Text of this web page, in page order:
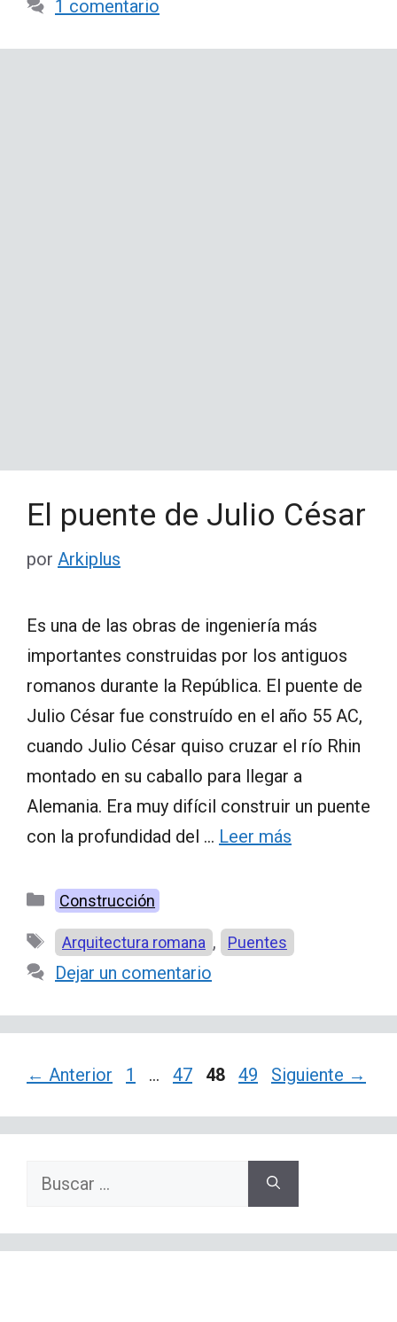
1 comentario
El puente de Julio César
por Arkiplus
Es una de las obras de ingeniería más
importantes construidas por los antiguos
romanos durante la República. El puente de
Julio César fue construído en el año 55 AC,
cuando Julio César quiso cruzar el río Rhin
montado en su caballo para llegar a
Alemania. Era muy difícil construir un puente
con la profundidad del … Leer más
Categorías
Construcción
Etiquetas
Arquitectura romana , Puentes
Dejar un comentario
← Anterior Página
1 … Página
47 Página
48 Página
49 Siguiente →
Buscar: